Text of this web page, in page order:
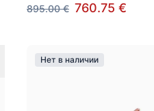
895.00 € 760.75 €
Нет в наличии